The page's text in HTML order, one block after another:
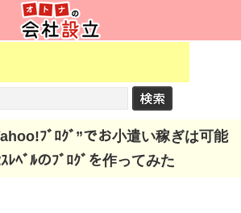
ﾌﾞﾛｸﾞ”でお小遣い稼ぎは可能
ﾚﾍﾞﾙのﾌﾞﾛｸﾞを作ってみた